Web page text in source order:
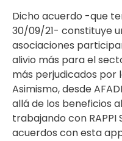
Dicho acuerdo -que
30/09/21- constituye
asociaciones
alivio más para el
más perjudicados por
Asimismo, desde
allá de los beneficios
trabajando con
acuerdos con esta